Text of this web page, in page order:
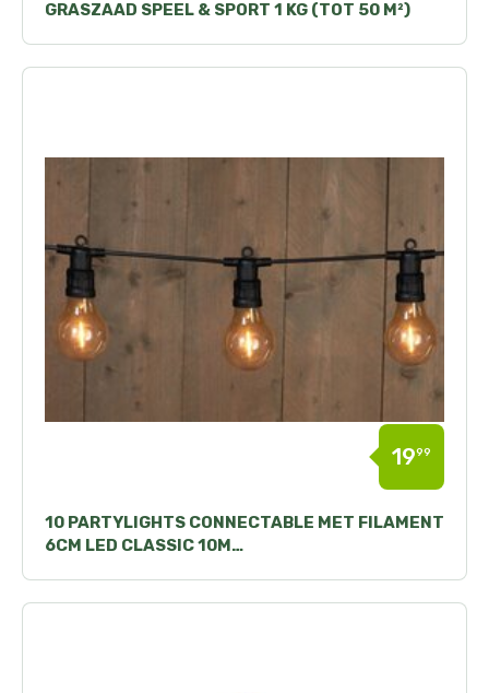
GRASZAAD SPEEL & SPORT 1 KG (TOT 50 M²)
10 PARTYLIGHTS CONNECTABLE MET FILAMENT
6CM LED CLASSIC 10M…
1999